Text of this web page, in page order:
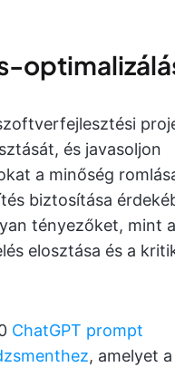
és javasoljon
a minőség
biztosítása
tényezőket, mint
elosztása és a
ChatGPT prompt
, amelyet